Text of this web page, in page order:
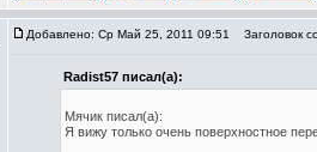
Добавлено: Ср Май 25, 2011 09:51 Заголовок
Radist57 писал(а):
Мячик писал(а):
Я вижу только очень поверхностное